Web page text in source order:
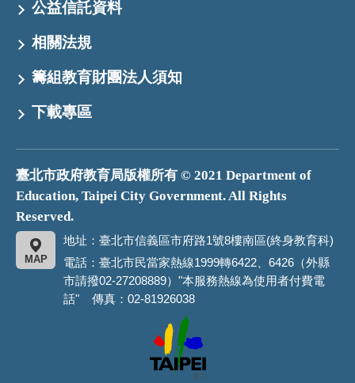
公益信託資料
相關法規
籌組教育財團法人須知
下載專區
臺北市政府教育局版權所有 © 2021 Department of
Education, Taipei City Government. All Rights
Reserved.
地址：臺北市信義區市府路1號8樓南區(終身教育科)
MAP
電話：臺北市民當家熱線1999轉6422、6426（外縣
市請撥02-27208889）"本服務熱線為使用者付費電
話" 傳真：02-81926038
市
政